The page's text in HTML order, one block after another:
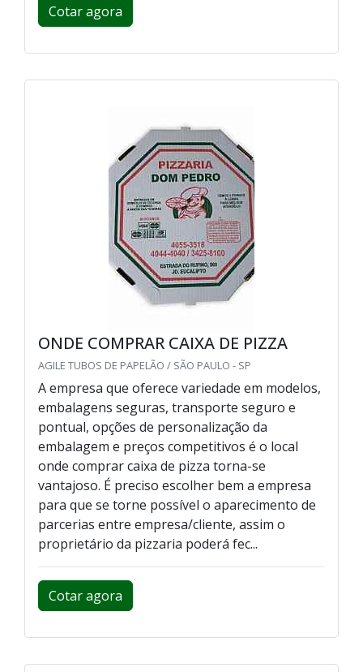
Cotar agora
ONDE COMPRAR CAIXA DE PIZZA
AGILE TUBOS DE PAPELÃO / SÃO PAULO - SP
A empresa que oferece variedade em modelos,
embalagens seguras, transporte seguro e
pontual, opções de personalização da
embalagem e preços competitivos é o local
onde comprar caixa de pizza torna-se
vantajoso. É preciso escolher bem a empresa
para que se torne possível o aparecimento de
parcerias entre empresa/cliente, assim o
proprietário da pizzaria poderá fec...
Cotar agora